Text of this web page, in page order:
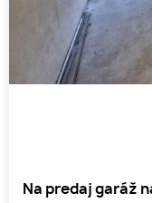
Na predaj garáž